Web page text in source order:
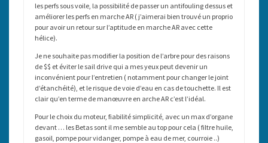
les perfs sous voile, la possibilité de passer un antifouling dessus et
améliorer les perfs en marche AR ( j’aimerai bien trouvé un proprio
pour avoir un retour sur l’aptitude en marche AR avec cette
hélice).
Je ne souhaite pas modifier la position de l’arbre pour des raisons
de $$ et éviter le sail drive qui a mes yeux peut devenir un
inconvénient pour l’entretien ( notamment pour changer le joint
d’étanchéité), et le risque de voie d’eau en cas de touchette. Il est
clair qu’en terme de manœuvre en arche AR c’est l’idéal.
Pour le choix du moteur, fiabilité simplicité, avec un max d’organe
devant … les Betas sont il me semble au top pour cela ( filtre huile,
gasoil, pompe pour vidanger, pompe à eau de mer, courroie ..)